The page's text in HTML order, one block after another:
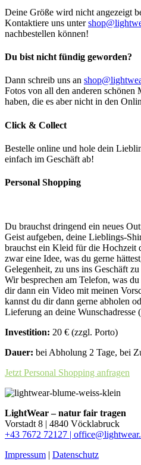
Deine Größe wird nicht angezeigt
Kontaktiere uns unter
nachbestellen können!
Du bist nicht fündig geworden?
Dann schreib uns an
Fotos von all den anderen
haben, die es aber nicht in den
Click & Collect
Bestelle online und hole dein
einfach im Geschäft ab!
Personal Shopping
Du brauchst dringend ein neues
Geist aufgeben, deine Lieblings-
brauchst ein Kleid für die Hochzeit
zwar eine Idee, was du gerne
Gelegenheit, zu uns ins Geschäft
Wir besprechen am Telefon, was
dir dann ein Video mit meinen
kannst du dir dann gerne abholen
Lieferung an deine Wunschadresse
Investition: 20 € (zzgl. Porto)
Dauer: bei Abholung 2 Tage, bei
Jetzt Personal Shopping anfragen
LightWear – natur fair tragen
Vorstadt 8 | 4840 Vöcklabruck
+43 7672 72127 |
Impressum | Datenschutz